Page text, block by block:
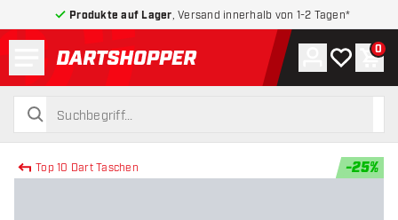
Produkte auf Lager , Versand innerhalb von 1-2 Tagen*
zurück zur Startseite
suchen
suchen
Konto
Meine 0
Top 10 Dart Taschen -25%